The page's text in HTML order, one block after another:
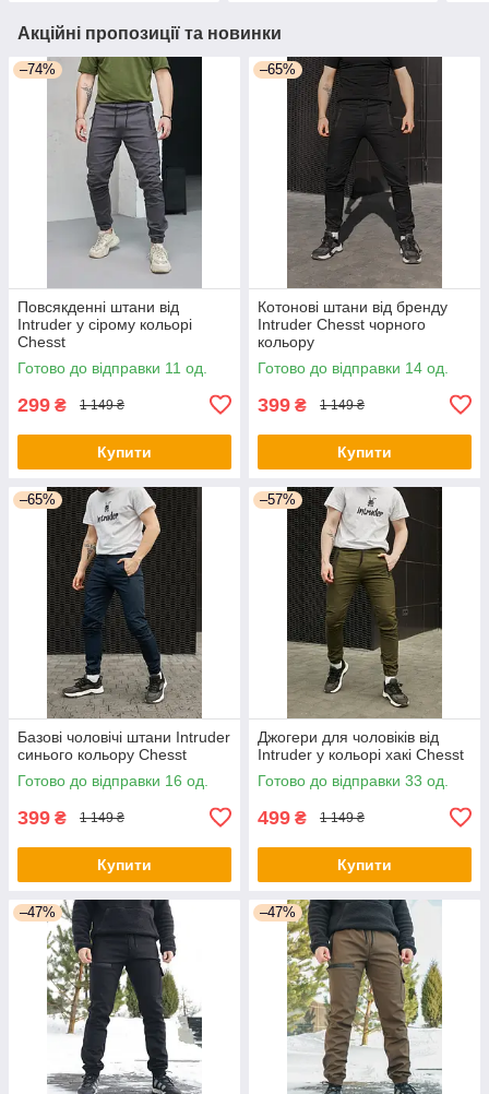
Акційні пропозиції та новинки
–74%
Повсякденні штани від
Intruder у сірому кольорі
Chesst
Готово до відправки 11 од.
299 ₴ 1 149 ₴
Купити
–65%
Котонові штани від бренду
Intruder Chesst чорного
кольору
Готово до відправки 14 од.
399 ₴ 1 149 ₴
Купити
–65%
Базові чоловічі штани Intruder
синього кольору Chesst
Готово до відправки 16 од.
399 ₴ 1 149 ₴
Купити
–57%
Джогери для чоловіків від
Intruder у кольорі хакі Chesst
Готово до відправки 33 од.
499 ₴ 1 149 ₴
Купити
–47% –47%